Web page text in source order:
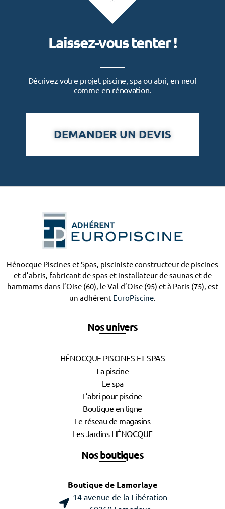
Laissez-vous tenter !
Décrivez votre projet piscine, spa ou abri, en neuf
comme en rénovation.
DEMANDER UN DEVIS
Hénocque Piscines et Spas, pisciniste constructeur de piscines
et d’abris, fabricant de spas et installateur de saunas et de
hammams dans l’Oise (60), le Val-d’Oise (95) et à Paris (75), est
un adhérent EuroPiscine.
Nos univers
HÉNOCQUE PISCINES ET SPAS
La piscine
Le spa
L’abri pour piscine
Boutique en ligne
Le réseau de magasins
Les Jardins HÉNOCQUE
Nos boutiques
Boutique de Lamorlaye
14 avenue de la Libération